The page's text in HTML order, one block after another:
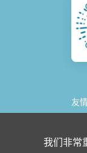
我们非常
友
©